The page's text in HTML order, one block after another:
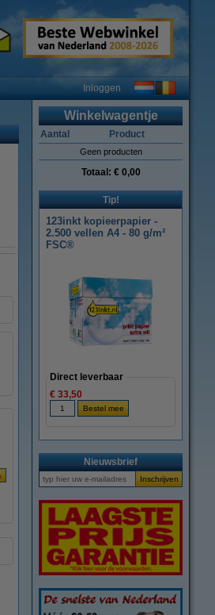
Inloggen
Winkelwagentje
Aantal Product
Geen producten
Totaal: € 0,00
Tip!
123inkt kopieerpapier -
2.500 vellen A4 - 80 g/m²
FSC®
Direct leverbaar
€ 33,50
Nieuwsbrief